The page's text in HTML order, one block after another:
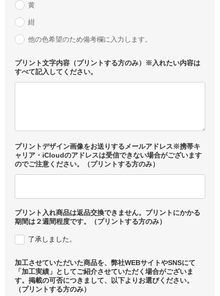
黄
紺
他の色希望のため備考欄に入力します。
プリント文字内容（プリントする方のみ）※入れたい内容は
すべて記入してください。
プリントデザイン画像をお送りするメールアドレス※携帯キ
ャリア・iCloudのアドレスは受信できない場合がございます
のでご注意ください。（プリントする方のみ）
プリント入れ商品は返品交換できません。プリントにかかる
期間は２週間程度です。（プリントする方のみ）
了承しました。
加工させていただいた商品を、弊社WEBサイトやSNSにて
「加工実績」としてご紹介させていただく場合がございま
す。掲載の可否につきまして、以下よりお選びください。
（プリントする方のみ）